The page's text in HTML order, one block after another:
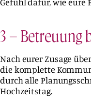
3 – Betreuung
Nach eurer Zusage
die komplette
durch alle
Hochzeitstag.